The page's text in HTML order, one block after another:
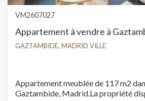
VM2607027
Appartement à vendre à
GAZTAMBIDE, MADRID VILLE
Appartement meublée de 117 m2
Gaztambide, Madrid.La propriété